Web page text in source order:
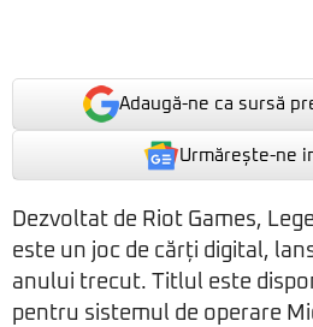
Adaugă-ne ca sursă
Urmărește-ne
Dezvoltat de Riot Games,
este un joc de cărți digital,
anului trecut. Titlul este
pentru sistemul de operare